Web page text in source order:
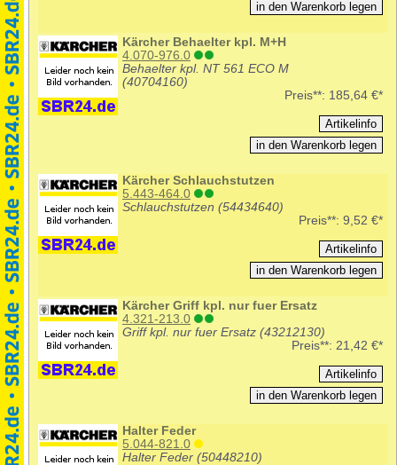
Kärcher Behaelter kpl. M+H
4.070-976.0
Behaelter kpl. NT 561 ECO M
(40704160)
Preis**: 185,64 €*
Kärcher Schlauchstutzen
5.443-464.0
Schlauchstutzen (54434640)
Preis**: 9,52 €*
Kärcher Griff kpl. nur fuer Ersatz
4.321-213.0
Griff kpl. nur fuer Ersatz (43212130)
Preis**: 21,42 €*
Halter Feder
5.044-821.0
Halter Feder (50448210)